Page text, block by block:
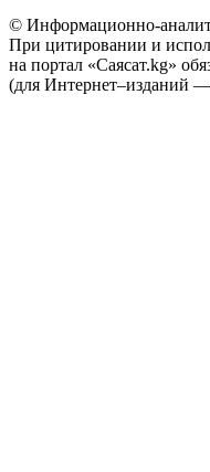
© Информационно-
При цитировании и
на портал «Саясат.kg»
(для Интернет–изданий —